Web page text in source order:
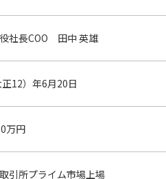
社長COO 田中 英雄
12）年6月20日
万円
引所プライム市場上場